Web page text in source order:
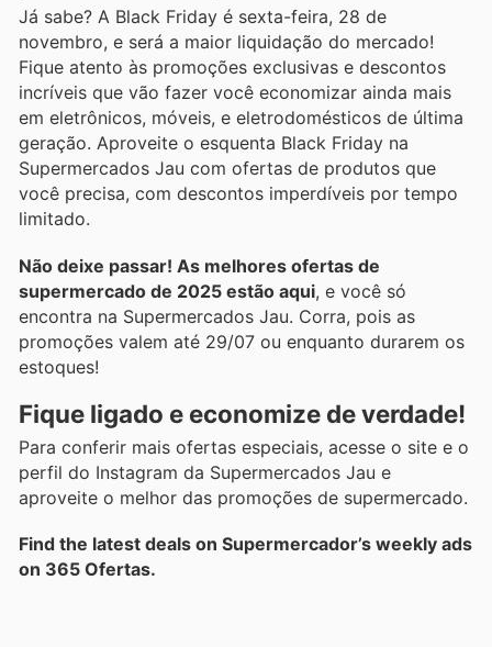
Já sabe? A Black Friday é sexta-feira, 28 de
novembro, e será a maior liquidação do mercado!
Fique atento às promoções exclusivas e descontos
incríveis que vão fazer você economizar ainda mais
em eletrônicos, móveis, e eletrodomésticos de última
geração. Aproveite o esquenta Black Friday na
Supermercados Jau com ofertas de produtos que
você precisa, com descontos imperdíveis por tempo
limitado.
Não deixe passar! As melhores ofertas de
supermercado de 2025 estão aqui, e você só
encontra na Supermercados Jau. Corra, pois as
promoções valem até 29/07 ou enquanto durarem os
estoques!
Fique ligado e economize de verdade!
Para conferir mais ofertas especiais, acesse o site e o
perfil do Instagram da Supermercados Jau e
aproveite o melhor das promoções de supermercado.
Find the latest deals on Supermercador’s weekly ads
on 365 Ofertas.